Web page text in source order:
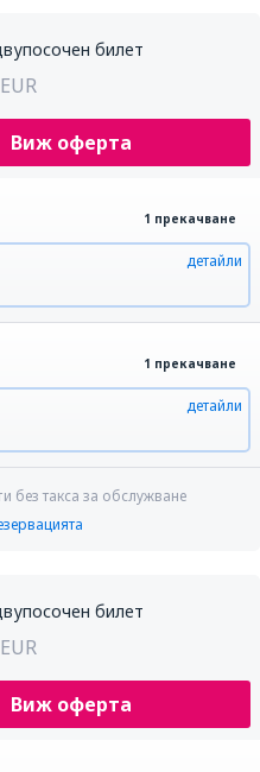
билет
EUR
Виж оферта
1 прекачване
детайли
1 прекачване
детайли
без такса за обслужване
билет
EUR
Виж оферта